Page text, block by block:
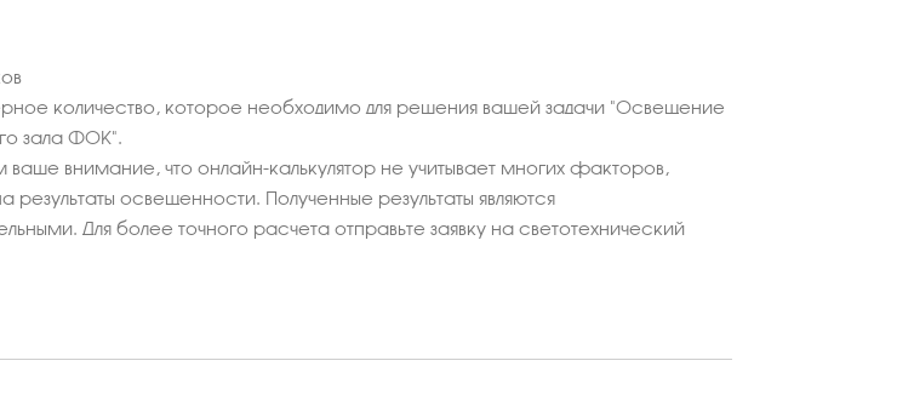
количество, которое необходимо для решения вашей задачи "Освещение
зала ФОК".
внимание, что онлайн-калькулятор не учитывает многих факторов,
результаты освещенности. Полученные результаты являются
Для более точного расчета отправьте заявку на светотехнический